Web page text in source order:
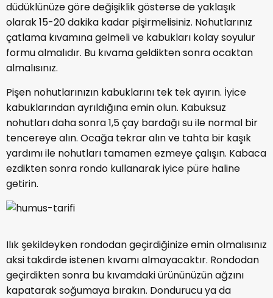
düdüklünüze göre değişiklik gösterse de yaklaşık
olarak 15-20 dakika kadar pişirmelisiniz. Nohutlarınız
çatlama kıvamına gelmeli ve kabukları kolay soyulur
formu almalıdır. Bu kıvama geldikten sonra ocaktan
almalısınız.
Pişen nohutlarınızın kabuklarını tek tek ayırın. İyice
kabuklarından ayrıldığına emin olun. Kabuksuz
nohutları daha sonra 1,5 çay bardağı su ile normal bir
tencereye alın. Ocağa tekrar alın ve tahta bir kaşık
yardımı ile nohutları tamamen ezmeye çalışın. Kabaca
ezdikten sonra rondo kullanarak iyice püre haline
getirin.
Ilık şekildeyken rondodan geçirdiğinize emin olmalısınız
aksi takdirde istenen kıvamı almayacaktır. Rondodan
geçirdikten sonra bu kıvamdaki ürününüzün ağzını
kapatarak soğumaya bırakın. Dondurucu ya da